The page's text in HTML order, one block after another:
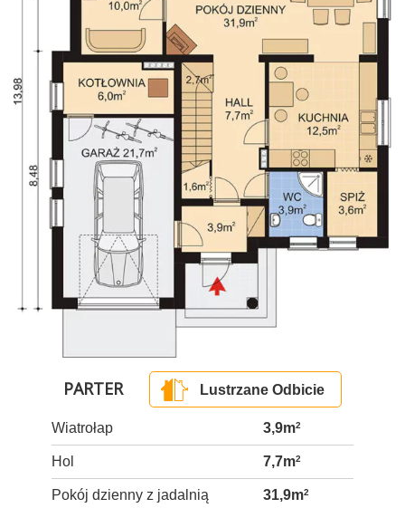
PARTER Lustrzane Odbicie
Wiatrołap 3,9m2
Hol 7,7m2
Pokój dzienny z jadalnią 31,9m2